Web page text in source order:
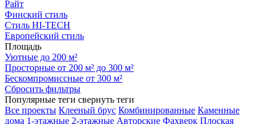
Райт
Финский стиль
Стиль HI-TECH
Европейский стиль
Площадь
Уютные до 200 м²
Просторные от 200 м² до 300 м²
Бескомпромиссные от 300 м²
Сбросить фильтры
Популярные теги свернуть теги
Все проекты Клееный брус Комбинированные Каменные
дома 1-этажные 2-этажные Авторские Фахверк Плоская